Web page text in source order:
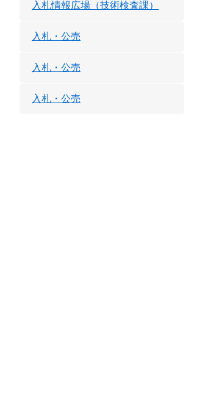
入札情報広場（技術検査課）
入札・公売
入札・公売
入札・公売